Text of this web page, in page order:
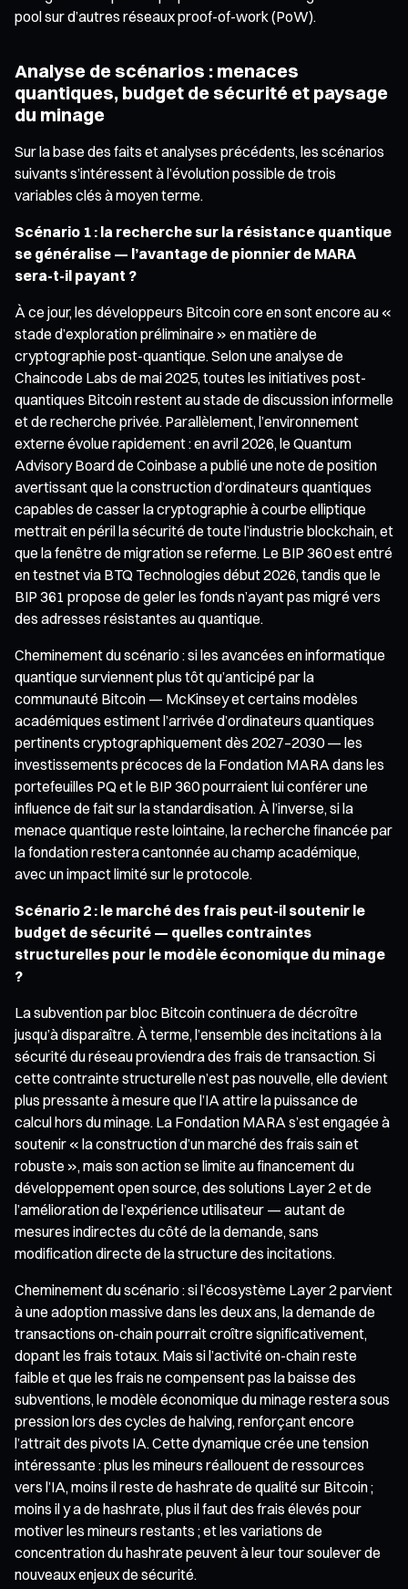
pool sur d’autres réseaux proof-of-work (PoW).
Analyse de scénarios : menaces
quantiques, budget de sécurité et paysage
du minage
Sur la base des faits et analyses précédents, les scénarios
suivants s’intéressent à l’évolution possible de trois
variables clés à moyen terme.
Scénario 1 : la recherche sur la résistance quantique
se généralise — l’avantage de pionnier de MARA
sera-t-il payant ?
À ce jour, les développeurs Bitcoin core en sont encore au «
stade d’exploration préliminaire » en matière de
cryptographie post-quantique. Selon une analyse de
Chaincode Labs de mai 2025, toutes les initiatives post-
quantiques Bitcoin restent au stade de discussion informelle
et de recherche privée. Parallèlement, l’environnement
externe évolue rapidement : en avril 2026, le Quantum
Advisory Board de Coinbase a publié une note de position
avertissant que la construction d’ordinateurs quantiques
capables de casser la cryptographie à courbe elliptique
mettrait en péril la sécurité de toute l’industrie blockchain, et
que la fenêtre de migration se referme. Le BIP 360 est entré
en testnet via BTQ Technologies début 2026, tandis que le
BIP 361 propose de geler les fonds n’ayant pas migré vers
des adresses résistantes au quantique.
Cheminement du scénario : si les avancées en informatique
quantique surviennent plus tôt qu’anticipé par la
communauté Bitcoin — McKinsey et certains modèles
académiques estiment l’arrivée d’ordinateurs quantiques
pertinents cryptographiquement dès 2027–2030 — les
investissements précoces de la Fondation MARA dans les
portefeuilles PQ et le BIP 360 pourraient lui conférer une
influence de fait sur la standardisation. À l’inverse, si la
menace quantique reste lointaine, la recherche financée par
la fondation restera cantonnée au champ académique,
avec un impact limité sur le protocole.
Scénario 2 : le marché des frais peut-il soutenir le
budget de sécurité — quelles contraintes
structurelles pour le modèle économique du minage
?
La subvention par bloc Bitcoin continuera de décroître
jusqu’à disparaître. À terme, l’ensemble des incitations à la
sécurité du réseau proviendra des frais de transaction. Si
cette contrainte structurelle n’est pas nouvelle, elle devient
plus pressante à mesure que l’IA attire la puissance de
calcul hors du minage. La Fondation MARA s’est engagée à
soutenir « la construction d’un marché des frais sain et
robuste », mais son action se limite au financement du
développement open source, des solutions Layer 2 et de
l’amélioration de l’expérience utilisateur — autant de
mesures indirectes du côté de la demande, sans
modification directe de la structure des incitations.
Cheminement du scénario : si l’écosystème Layer 2 parvient
à une adoption massive dans les deux ans, la demande de
transactions on-chain pourrait croître significativement,
dopant les frais totaux. Mais si l’activité on-chain reste
faible et que les frais ne compensent pas la baisse des
subventions, le modèle économique du minage restera sous
pression lors des cycles de halving, renforçant encore
l’attrait des pivots IA. Cette dynamique crée une tension
intéressante : plus les mineurs réallouent de ressources
vers l’IA, moins il reste de hashrate de qualité sur Bitcoin ;
moins il y a de hashrate, plus il faut des frais élevés pour
motiver les mineurs restants ; et les variations de
concentration du hashrate peuvent à leur tour soulever de
nouveaux enjeux de sécurité.